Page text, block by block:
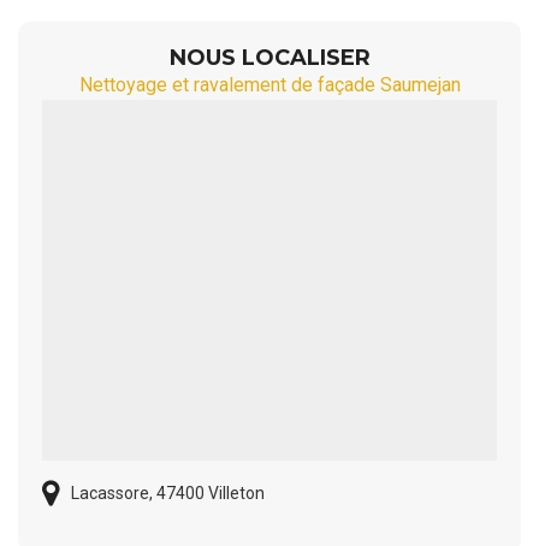
NOUS LOCALISER
Nettoyage et ravalement de façade Saumejan
Lacassore, 47400 Villeton